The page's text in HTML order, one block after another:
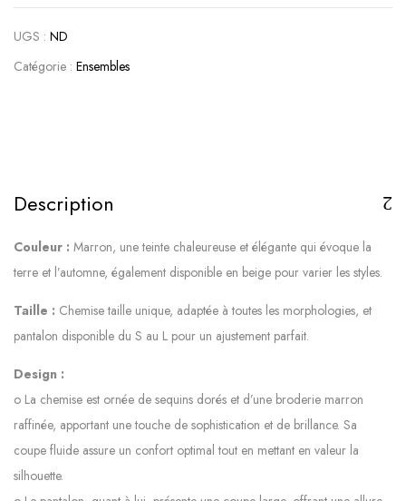
UGS : ND
Catégorie : Ensembles
Description
Couleur : Marron, une teinte chaleureuse et élégante qui évoque la
terre et l’automne, également disponible en beige pour varier les styles.
Taille : Chemise taille unique, adaptée à toutes les morphologies, et
pantalon disponible du S au L pour un ajustement parfait.
Design :
o La chemise est ornée de sequins dorés et d’une broderie marron
raffinée, apportant une touche de sophistication et de brillance. Sa
coupe fluide assure un confort optimal tout en mettant en valeur la
silhouette.
commentaire.